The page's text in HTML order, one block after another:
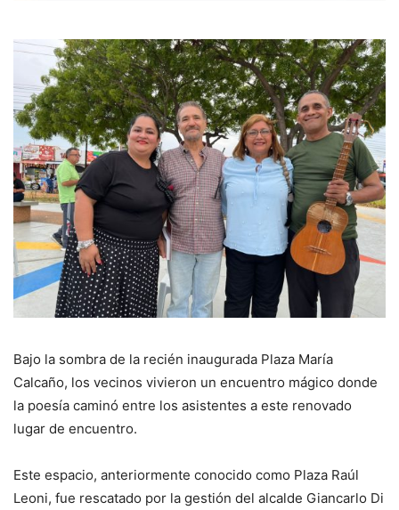
Bajo la sombra de la recién inaugurada Plaza María
Calcaño, los vecinos vivieron un encuentro mágico donde
la poesía caminó entre los asistentes a este renovado
lugar de encuentro.
Este espacio, anteriormente conocido como Plaza Raúl
Leoni, fue rescatado por la gestión del alcalde Giancarlo Di